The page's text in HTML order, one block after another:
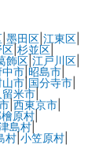
| 墨田区| 江東区|
| 杉並区|
飾区| 江戸川区|
中市| 昭島市|
市|国分寺市|
米市|
| 西東京市|
原村|
島村|
村| 小笠原村|